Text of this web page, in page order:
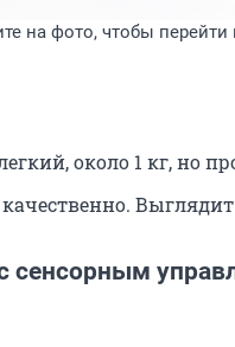
на фото, чтобы перейти
около 1 кг, но
сенсорным